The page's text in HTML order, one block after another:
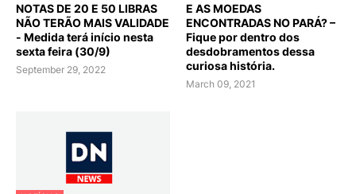
NOTAS DE 20 E 50 LIBRAS
NÃO TERÃO MAIS VALIDADE
- Medida terá início nesta
sexta feira (30/9)
September 29, 2022
E AS MOEDAS
ENCONTRADAS NO PARÁ? –
Fique por dentro dos
desdobramentos dessa
curiosa história.
March 09, 2021